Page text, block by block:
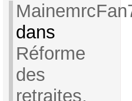
dans
Réforme
des
retraites,